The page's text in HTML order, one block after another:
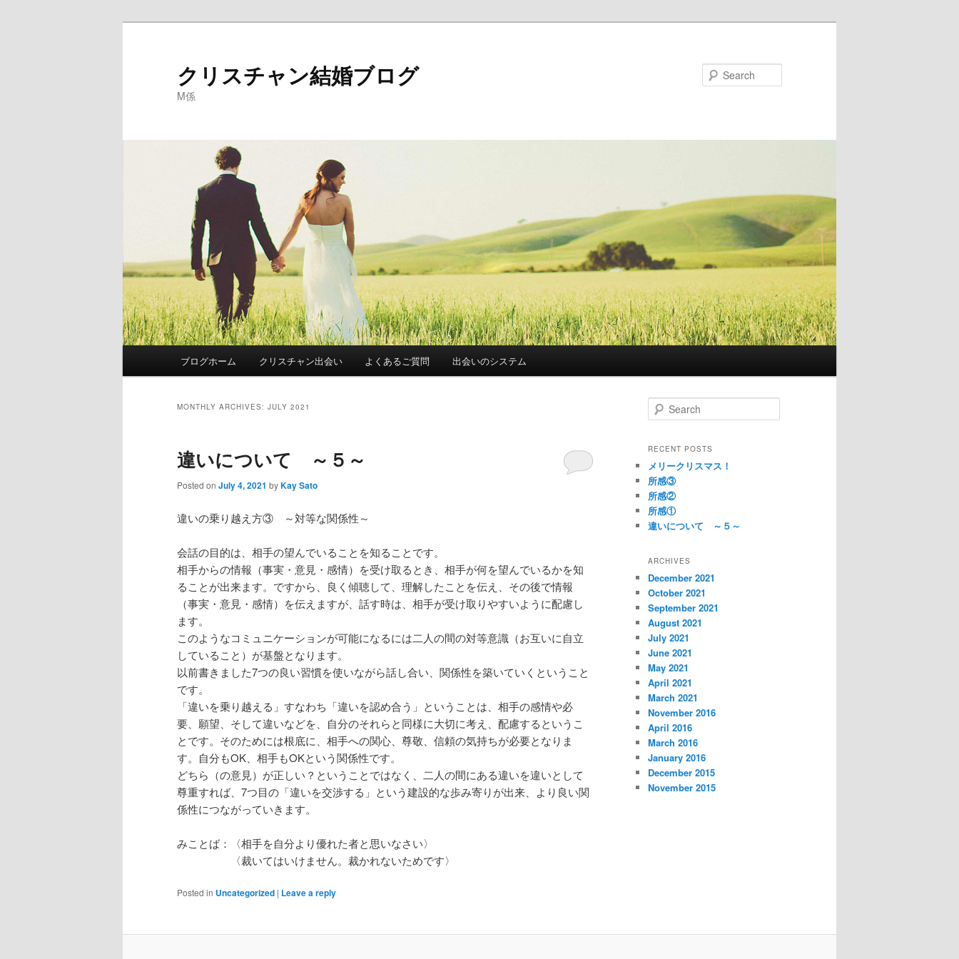
クリスチャン結婚ブログ
M係
Skip
content
Skip
content
ブログホーム クリスチャン出会い よくあるご質問 出会いのシステム
MONTHLY ARCHIVES: JULY 2021
違いについて ～５～
Posted on July 4, 2021 byKay Sato
違いの乗り越え方③ ～対等な関係性～
会話の目的は、相手の望んでいることを知ることです。
相手からの情報（事実・意見・感情）を受け取るとき、相手が何を望んでいるかを知
ることが出来ます。ですから、良く傾聴して、理解したことを伝え、その後で情報
（事実・意見・感情）を伝えますが、話す時は、相手が受け取りやすいように配慮し
ます。
このようなコミュニケーションが可能になるには二人の間の対等意識（お互いに自立
していること）が基盤となります。
以前書きました7つの良い習慣を使いながら話し合い、関係性を築いていくということ
です。
「違いを乗り越える」すなわち「違いを認め合う」ということは、相手の感情や必
要、願望、そして違いなどを、自分のそれらと同様に大切に考え、配慮するというこ
とです。そのためには根底に、相手への関心、尊敬、信頼の気持ちが必要となりま
す。自分もOK、相手もOKという関係性です。
どちら（の意見）が正しい？ということではなく、二人の間にある違いを違いとして
尊重すれば、7つ目の「違いを交渉する」という建設的な歩み寄りが出来、より良い関
係性につながっていきます。
みことば：〈相手を自分より優れた者と思いなさい〉
〈裁いてはいけません。裁かれないためです〉
Posted in Uncategorized | Leave a reply
e
r
h
RECENT POSTS
メリークリスマス！
所感③
所感②
所感①
違いについて ～５～
ARCHIVES
December 2021
October 2021
September 2021
August 2021
July 2021
June 2021
May 2021
April 2021
March 2021
November 2016
April 2016
March 2016
January 2016
December 2015
November 2015